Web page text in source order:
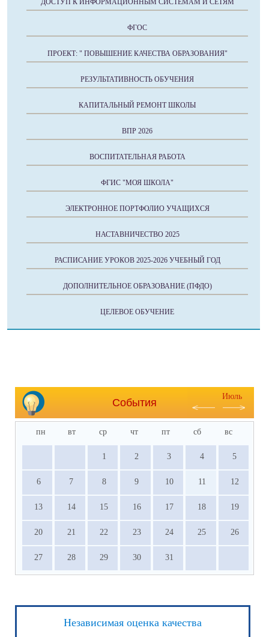
ДОСТУП К ИНФОРМАЦИОННЫМ СИСТЕМАМ И СЕТЯМ
ФГОС
ПРОЕКТ: " ПОВЫШЕНИЕ КАЧЕСТВА ОБРАЗОВАНИЯ"
РЕЗУЛЬТАТИВНОСТЬ ОБУЧЕНИЯ
КАПИТАЛЬНЫЙ РЕМОНТ ШКОЛЫ
ВПР 2026
ВОСПИТАТЕЛЬНАЯ РАБОТА
ФГИС "МОЯ ШКОЛА"
ЭЛЕКТРОННОЕ ПОРТФОЛИО УЧАЩИХСЯ
НАСТАВНИЧЕСТВО 2025
РАСПИСАНИЕ УРОКОВ 2025-2026 УЧЕБНЫЙ ГОД
ДОПОЛНИТЕЛЬНОЕ ОБРАЗОВАНИЕ (ПФДО)
ЦЕЛЕВОЕ ОБУЧЕНИЕ
События
Июль
пн вт ср чт пт сб вс
1 2 3 4 5
6 7 8 9 10 11 12
13 14 15 16 17 18 19
20 21 22 23 24 25 26
27 28 29 30 31
Независимая оценка качества